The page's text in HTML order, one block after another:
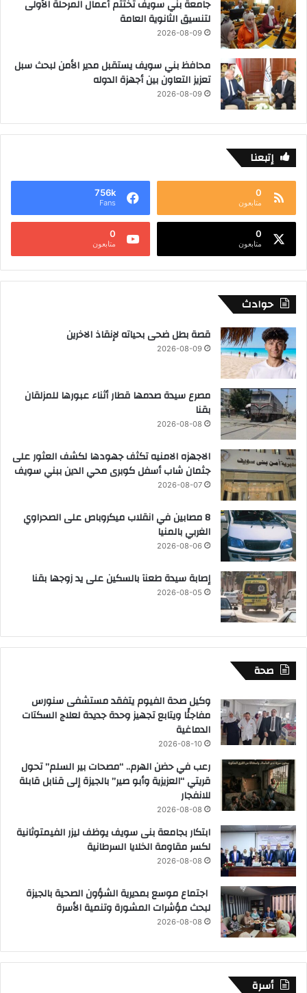
جامعة بني سويف تختتم أعمال المرحلة الأولى
لتنسيق الثانوية العامة
2026-08-09
محافظ بني سويف يستقبل مدير الأمن لبحث سبل
تعزيز التعاون بين أجهزة الدوله
2026-08-09
إتبعنا
0
متابعون
756k
Fans
0
متابعون
0
متابعون
حوادث
قصة بطل ضحى بحياته لإنقاذ الاخرين
2026-08-09
مصرع سيدة صدمها قطار أثناء عبورها للمزلقان
بقنا
2026-08-08
الاجهزه الامنيه تكثف جهودها لكشف العثور على
جثمان شاب أسفل كوبرى محي الدين ببني سويف
2026-08-07
8 مصابين في انقلاب ميكروباص على الصحراوي
الغربي بالمنيا
2026-08-06
إصابة سيدة طعنآ بالسكين على يد زوجها بقنا
2026-08-05
صحة
وكيل صحة الفيوم يتفقد مستشفى سنورس
مفاجئًا ويتابع تجهيز وحدة جديدة لعلاج السكتات
الدماغية
2026-08-10
رعب في حضن الهرم.. “مصحات بير السلم” تحول
قريتي “العزيزية وأبو صير” بالجيزة إلى قنابل قابلة
للانفجار
2026-08-08
ابتكار بجامعة بنى سويف يوظف ليزر الفيمتوثانية
لكسر مقاومة الخلايا السرطانية
2026-08-08
اجتماع موسع بمديرية الشؤون الصحية بالجيزة
لبحث مؤشرات المشورة وتنمية الأسرة
2026-08-08
أسرة